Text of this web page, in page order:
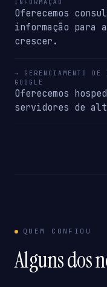
INFORMAÇÃO
Oferecemos
informação para
crescer.
→ GERENCIAMENTO DE
GOOGLE
Oferecemos
servidores de
QUEM CONFIOU
Alguns dos